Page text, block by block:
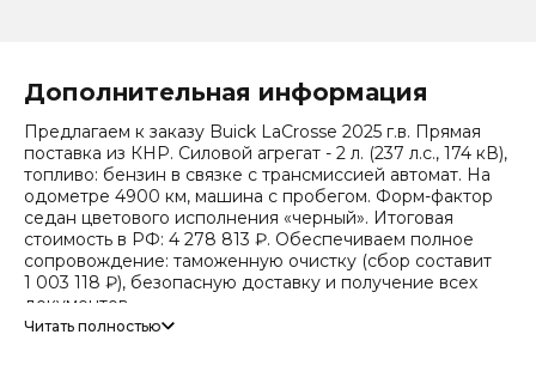
Дополнительная информация
Предлагаем к заказу Buick LaCrosse 2025 г.в. Прямая
поставка из КНР. Силовой агрегат - 2 л. (237 л.с., 174 кВ),
топливо: бензин в связке с трансмиссией автомат. На
одометре 4900 км, машина с пробегом. Форм-фактор
седан цветового исполнения «черный». Итоговая
стоимость в РФ: 4 278 813 ₽. Обеспечиваем полное
сопровождение: таможенную очистку (сбор составит
1 003 118 ₽), безопасную доставку и получение всех
документов.
Читать полностью